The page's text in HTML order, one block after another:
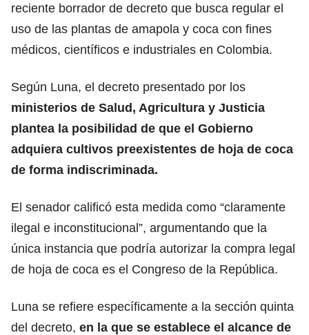
reciente borrador de decreto que busca regular el
uso de las plantas de amapola y coca con fines
médicos, científicos e industriales en Colombia.
Según Luna, el decreto presentado por los
ministerios de Salud, Agricultura y Justicia
plantea la posibilidad de que el Gobierno
adquiera cultivos preexistentes de hoja de coca
de forma indiscriminada.
El senador calificó esta medida como “claramente
ilegal e inconstitucional”, argumentando que la
única instancia que podría autorizar la compra legal
de hoja de coca es el Congreso de la República.
Luna se refiere específicamente a la sección quinta
del decreto, en la que se establece el alcance de